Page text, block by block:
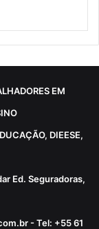
EM
DIEESE,
Ed. Seguradoras,
- Tel: +55 61